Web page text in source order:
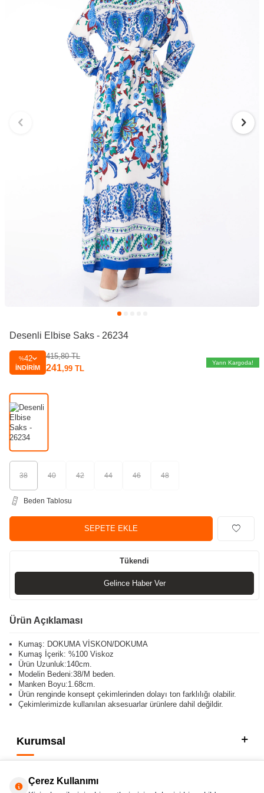
Desenli Elbise Saks - 26234
%42
İNDIRIM
415,80TL
241,99 TL
Yarın Kargoda!
38 40 42 44 46 48
Beden Tablosu
SEPETE EKLE
Tükendi
Gelince Haber Ver
Ürün Açıklaması
Kumaş: DOKUMA VİSKON/DOKUMA
Kumaş İçerik: %100 Viskoz
Ürün Uzunluk:140cm.
Modelin Bedeni:38/M beden.
Manken Boyu:1.68cm.
Ürün renginde konsept çekimlerinden dolayı ton farklılığı olabilir.
Çekimlerimizde kullanılan aksesuarlar ürünlere dahil değildir.
Kurumsal
Çerez Kullanımı